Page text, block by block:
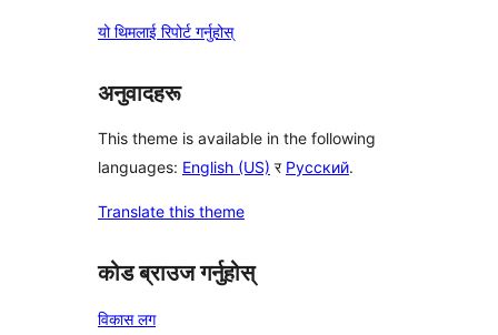
यो थिमलाई रिपोर्ट गर्नुहोस्
अनुवादहरू
This theme is available in the following
languages: English (US) र Русский.
Translate this theme
कोड ब्राउज गर्नुहोस्
विकास लग